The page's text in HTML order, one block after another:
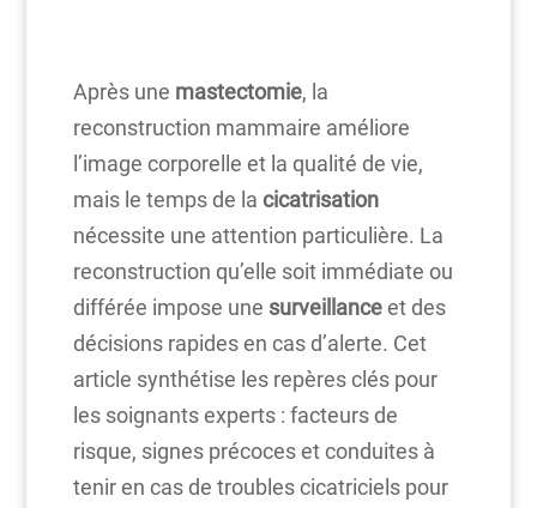
Après une mastectomie, la
reconstruction mammaire améliore
l’image corporelle et la qualité de vie,
mais le temps de la cicatrisation
nécessite une attention particulière. La
reconstruction qu’elle soit immédiate ou
différée impose une surveillanceet des
décisions rapides en cas d’alerte. Cet
article synthétise les repères clés pour
les soignants experts : facteurs de
risque, signes précoces et conduites à
tenir en cas de troubles cicatriciels pour